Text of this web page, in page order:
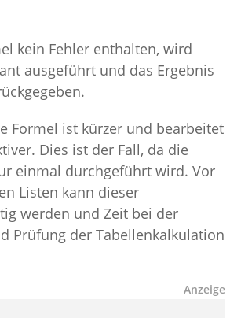
kein Fehler enthalten, wird
ausgeführt und das Ergebnis
Formel ist kürzer und bearbeitet
Dies ist der Fall, da die
einmal durchgeführt wird. Vor
Listen kann dieser
werden und Zeit bei der
Prüfung der Tabellenkalkulation